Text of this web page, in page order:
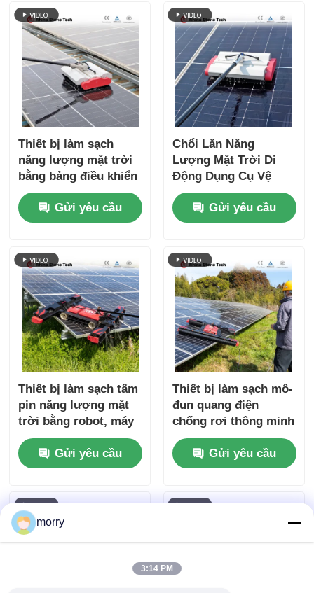
Thiết bị làm sạch
năng lượng mặt trời
bằng bảng điều khiển
mặt trời cuộn bàn
chải xoay hai cuộn
Gửi yêu cầu
Chổi Lăn Năng
Lượng Mặt Trời Di
Động Dụng Cụ Vệ
Sinh Năng Lượng Mặt
Trời
Gửi yêu cầu
Thiết bị làm sạch tấm
pin năng lượng mặt
trời bằng robot, máy
làm sạch PV thông
minh tự động cho
mục đích thương mại
Gửi yêu cầu
Thiết bị làm sạch mô-
đun quang điện
chống rơi thông minh
điều khiển từ xa
robot làm sạch tấm
pin mặt trời
Gửi yêu cầu
morry
3:14 PM